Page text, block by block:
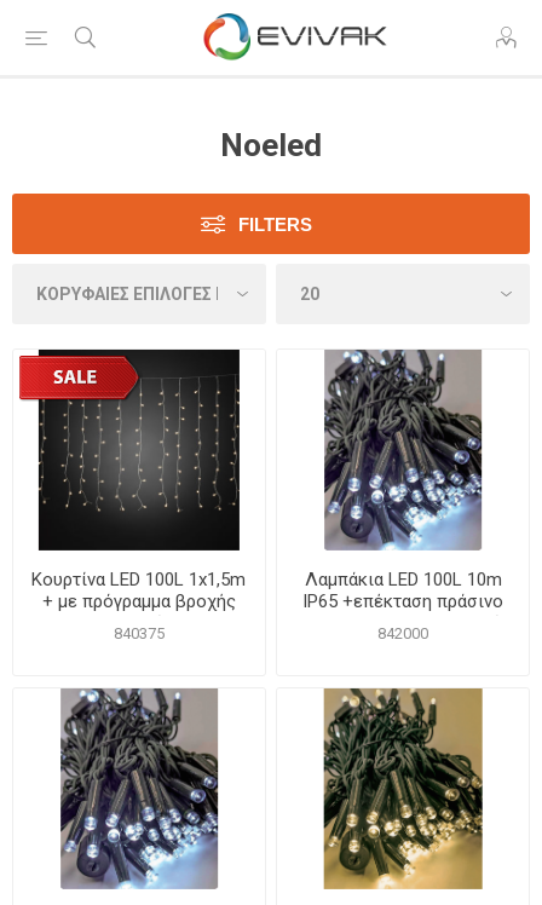
Noeled
FILTERS
Κουρτίνα LED 100L 1x1,5m
+ με πρόγραμμα βροχής
Θερμό
840375
Λαμπάκια LED 100L 10m
IP65 +επέκταση πράσινο
καλ. ΚΑΟΥΤΣΟΥΚ Ψυχρό
842000